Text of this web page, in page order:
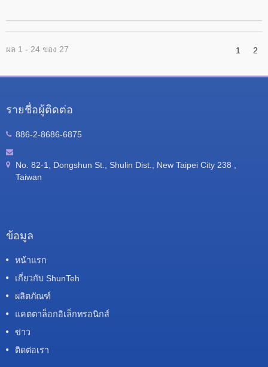
ผล 1 - 24 ของ 27 1 2
รายชื่อผู้ติดต่อ
886-2-8686-6875
No. 82-1, Dongshun St., Shulin Dist., New Taipei City 238 ,
Taiwan
ข้อมูล
หน้าแรก
เกี่ยวกับ ShunTeh
ผลิตภัณฑ์
แคตตาล็อกอิเล็กทรอนิกส์
ข่าว
ติดต่อเรา